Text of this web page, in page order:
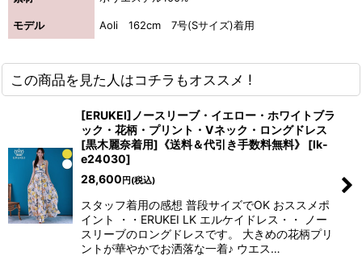
モデル Aoli 162cm 7号(Sサイズ)着用
この商品を見た人はコチラもオススメ !
[ERUKEI]ノースリーブ・イエロー・ホワイトブラ
ック・花柄・プリント・Vネック・ロングドレス
[黒木麗奈着用]《送料＆代引き手数料無料》
[lk-
e24030]
28,600 円 (税込)
スタッフ着用の感想 普段サイズでOK おススメポ
イント ・・ERUKEI LK エルケイドレス・・ ノー
スリーブのロングドレスです。 大きめの花柄プリ
ントが華やかでお洒落な一着♪ ウエス…